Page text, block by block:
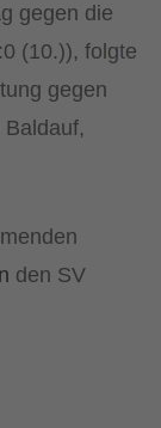
gegen die
(10.)), folgte
gegen
den SV